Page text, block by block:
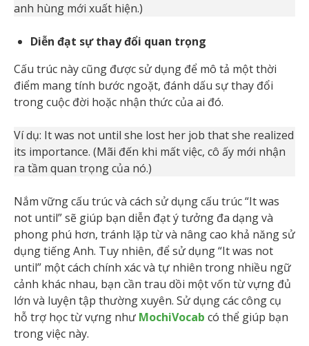
anh hùng mới xuất hiện.)
Diễn đạt sự thay đổi quan trọng
Cấu trúc này cũng được sử dụng để mô tả một thời
điểm mang tính bước ngoặt, đánh dấu sự thay đổi
trong cuộc đời hoặc nhận thức của ai đó.
Ví dụ: It was not until she lost her job that she realized
its importance. (Mãi đến khi mất việc, cô ấy mới nhận
ra tầm quan trọng của nó.)
Nắm vững cấu trúc và cách sử dụng cấu trúc “It was
not until” sẽ giúp bạn diễn đạt ý tưởng đa dạng và
phong phú hơn, tránh lặp từ và nâng cao khả năng sử
dụng tiếng Anh. Tuy nhiên, để sử dụng “It was not
until” một cách chính xác và tự nhiên trong nhiều ngữ
cảnh khác nhau, bạn cần trau dồi một vốn từ vựng đủ
lớn và luyện tập thường xuyên. Sử dụng các công cụ
hỗ trợ học từ vựng như MochiVocab có thể giúp bạn
trong việc này.